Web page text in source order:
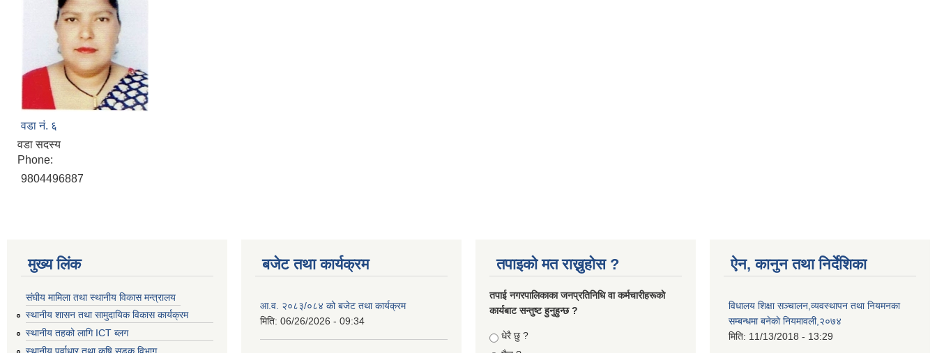
वडा नं. ६
वडा सदस्य
Phone:
9804496887
मुख्य लिंक
संघीय मामिला तथा स्थानीय विकास मन्त्रालय
स्थानीय शासन तथा सामुदायिक विकास कार्यक्रम
स्थानीय तहको लागि ICT ब्लग
बजेट तथा कार्यक्रम
आ.व. २०८३/०८४ को बजेट तथा कार्यक्रम
मिति: 06/26/2026 - 09:34
तपाइको मत राख्नुहोस ?
तपा‌ई नगरपालिकाका जनप्रतिनिधि वा कर्मचारीहरूकाे
कार्यबाट सन्तुष्ट हुनुहुन्छ ?
Choices
धेरै छु ?
ऐन, कानुन तथा निर्देशिका
विधालय शिक्षा सञ्चालन,व्यवस्थापन तथा नियमनका
सम्बन्धमा बनेकाे नियमावली,२०७४
मिति: 11/13/2018 - 13:29